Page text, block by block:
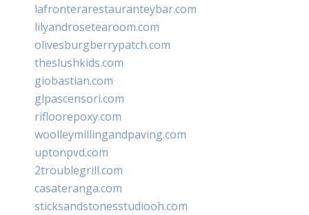
lafronterarestauranteybar.com
lilyandrosetearoom.com
olivesburgberrypatch.com
theslushkids.com
giobastian.com
glpascensori.com
rifloorepoxy.com
woolleymillingandpaving.com
uptonpvd.com
2troublegrill.com
casateranga.com
sticksandstonesstudiooh.com